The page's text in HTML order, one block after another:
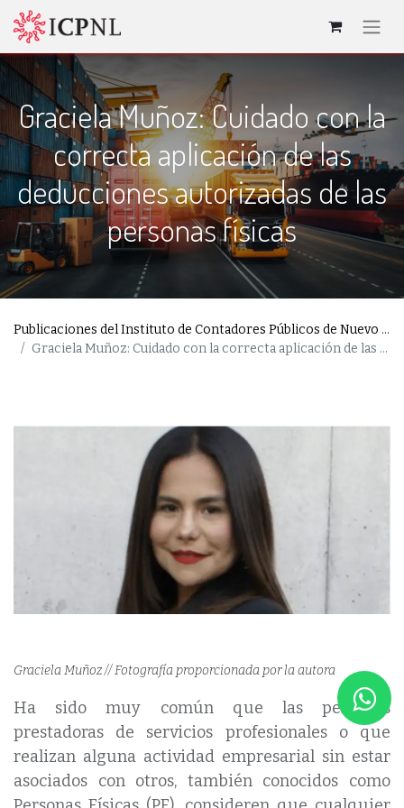
Graciela Muñoz: Cuidado con la
correcta aplicación de las
deducciones autorizadas de las
personas físicas
Publicaciones del Instituto de Contadores Públicos de Nuevo León
Graciela Muñoz: Cuidado con la correcta aplicación de las deducciones autorizadas de las personas físicas
Graciela Muñoz // Fotografía proporcionada por la autora
Ha sido muy común que las personas
prestadoras de servicios profesionales o que
realizan alguna actividad empresarial sin estar
asociados con otros, también conocidos como